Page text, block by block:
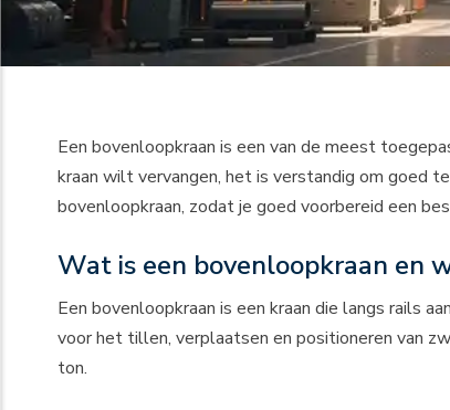
Een bovenloopkraan is een van de meest
kraan wilt vervangen, het is verstandig om goed
bovenloopkraan, zodat je goed voorbereid een
Wat is een bovenloopkraan en
Een bovenloopkraan is een kraan die langs rails
voor het tillen, verplaatsen en positioneren van
ton.